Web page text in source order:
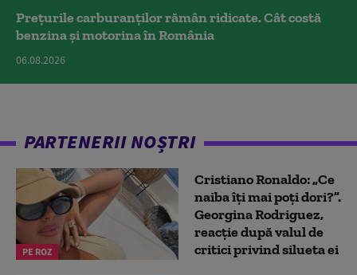
Prețurile carburanților rămân ridicate. Cât costă
benzina și motorina în România
06.08.2026
PARTENERII NOȘTRI
PE ROZ
Cristiano Ronaldo: „Ce
naiba îți mai poți dori?”.
Georgina Rodriguez,
reacție după valul de
critici privind silueta ei